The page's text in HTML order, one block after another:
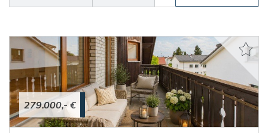
279.000,- €